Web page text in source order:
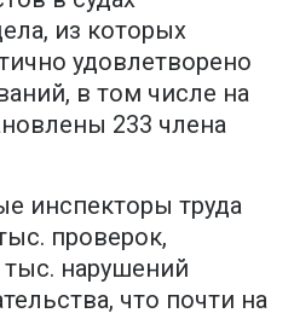
из которых
удовлетворено
в том числе на
233 члена
инспекторы труда
проверок,
нарушений
что почти на